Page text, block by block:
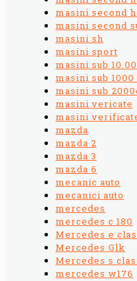
masini second
masini second
masini sh
masini sport
masini sub
masini sub 1000
masini sub
masini vericate
masini
mazda
mazda 2
mazda 3
mazda 6
mecanic auto
mecanici auto
mercedes
mercedes c 180
Mercedes e
Mercedes Glk
Mercedes s
mercedes w176